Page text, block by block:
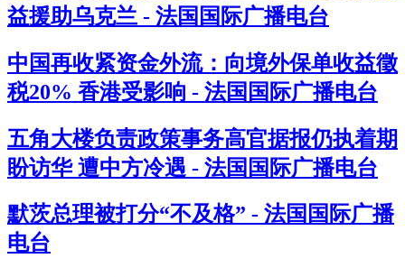
益援助乌克兰 - 法国国际广播电台
中国再收紧资金外流：向境外保单收益徵
税20% 香港受影响 - 法国国际广播电台
五角大楼负责政策事务高官据报仍执着期
盼访华 遭中方冷遇 - 法国国际广播电台
默茨总理被打分“不及格” - 法国国际广播
电台